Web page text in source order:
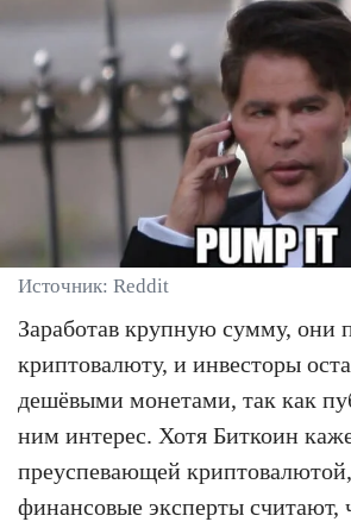
Источник: Reddit
Заработав крупную сумму, они
криптовалюту, и инвесторы
дешёвыми монетами, так как
ним интерес. Хотя Биткоин
преуспевающей
финансовые эксперты считают,